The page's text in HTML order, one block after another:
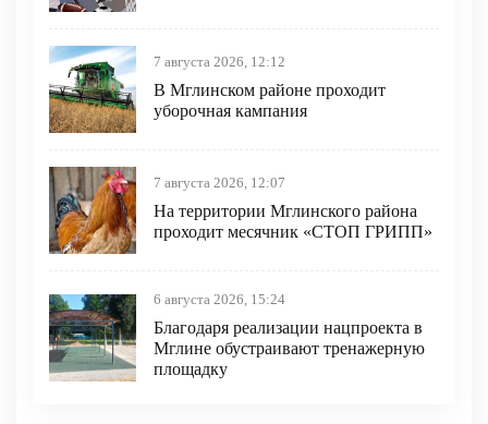
7 августа 2026, 12:12
В Мглинском районе проходит
уборочная кампания
7 августа 2026, 12:07
На территории Мглинского района
проходит месячник «СТОП ГРИПП»
6 августа 2026, 15:24
Благодаря реализации нацпроекта в
Мглине обустраивают тренажерную
площадку